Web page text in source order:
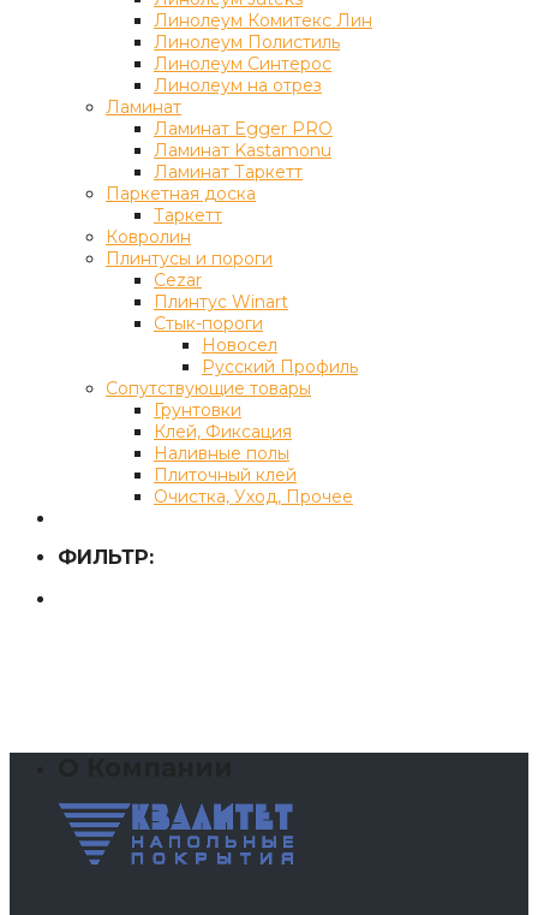
Линолеум Комитекс Лин
Линолеум Полистиль
Линолеум Синтерос
Линолеум на отрез
Ламинат
Ламинат Egger PRO
Ламинат Kastamonu
Ламинат Таркетт
Паркетная доска
Таркетт
Ковролин
Плинтусы и пороги
Cezar
Плинтус Winart
Стык-пороги
Новосел
Русский Профиль
Сопутствующие товары
Грунтовки
Клей, Фиксация
Наливные полы
Плиточный клей
Очистка, Уход, Прочее
ФИЛЬТР: